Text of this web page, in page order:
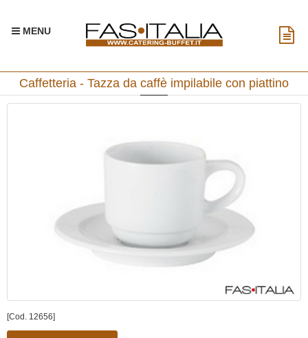
MENU
Caffetteria - Tazza da caffè impilabile con piattino
[Cod. 12656]